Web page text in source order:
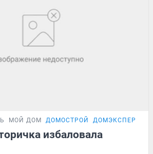
МОЙ ДОМ ДОМОСТРОЙ ДОМЭКСПЕРТ
избаловала